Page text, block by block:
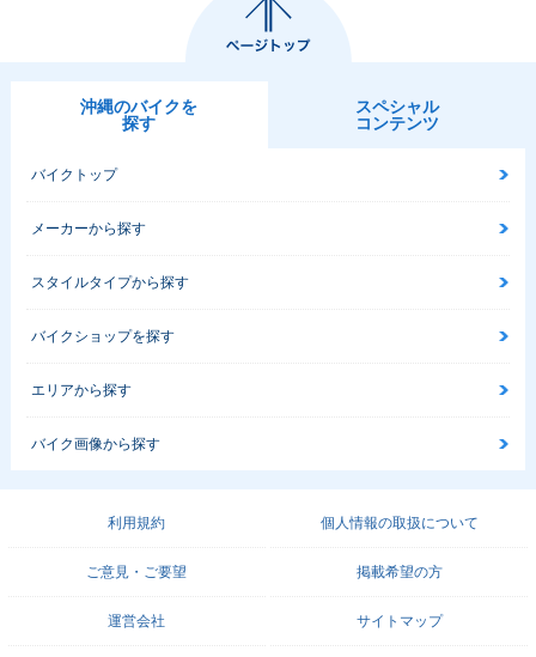
沖縄のバイクを
探す
スペシャル
コンテンツ
バイクトップ
メーカーから探す
スタイルタイプから探す
バイクショップを探す
エリアから探す
バイク画像から探す
利用規約 個人情報の取扱について
ご意見・ご要望 掲載希望の方
運営会社 サイトマップ